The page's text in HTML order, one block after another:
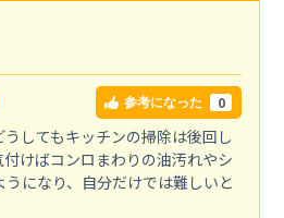
参考になった 0
してもキッチンの掃除は後回し
けばコンロまわりの油汚れやシ
になり、自分だけでは難しいと